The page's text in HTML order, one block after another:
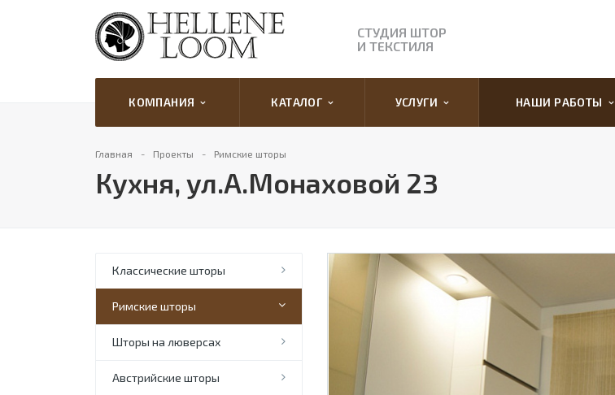
СТУДИЯ ШТОР
И ТЕКСТИЛЯ
КОМПАНИЯ КАТАЛОГ УСЛУГИ НАШИ РАБОТЫ
Главная Проекты Римские шторы
Кухня, ул.А.Монаховой 23
Классические шторы
Римские шторы
Шторы на люверсах
Австрийские шторы